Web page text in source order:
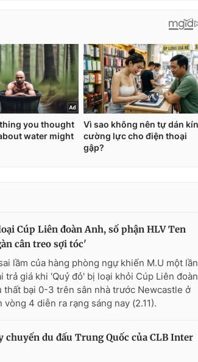
Cúp Liên đoàn Anh, số phận HLV Ten
cân treo sợi tóc'
lầm của hàng phòng ngự khiến M.U một lần
trả giá khi 'Quỷ đỏ' bị loại khỏi Cúp Liên đoàn
thất bại 0-3 trên sân nhà trước Newcastle ở
vòng 4 diễn ra rạng sáng nay (2.11).
chuyến du đấu Trung Quốc của CLB Inter